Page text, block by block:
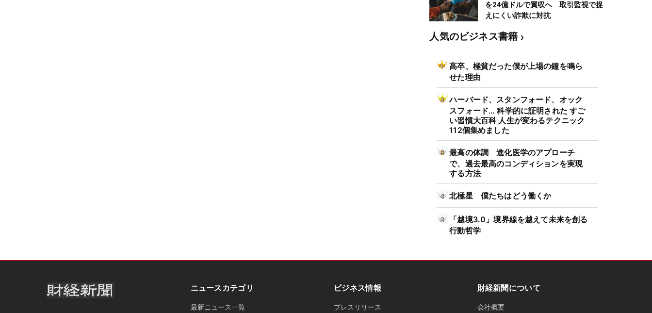
を24億ドルで買収へ 取引監視で捉
えにくい詐欺に対抗
人気のビジネス書籍
高卒、極貧だった僕が上場の鐘を鳴ら
せた理由
ハーバード、スタンフォード、オック
スフォード… 科学的に証明された すご
い習慣大百科 人生が変わるテクニック
112個集めました
最高の体調 進化医学のアプローチ
で、過去最高のコンディションを実現
する方法
北極星 僕たちはどう働くか
「越境3.0」境界線を越えて未来を創る
行動哲学
ニュースカテゴリ
最新ニュース一覧
ビジネス情報
プレスリリース
財経新聞について
会社概要